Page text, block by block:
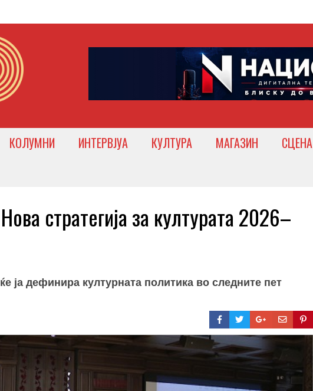
КОЛУМНИ ИНТЕРВЈУА КУЛТУРА МАГАЗИН СЦЕНА
стратегија за културата 2026–
ја дефинира културната политика во следните пет